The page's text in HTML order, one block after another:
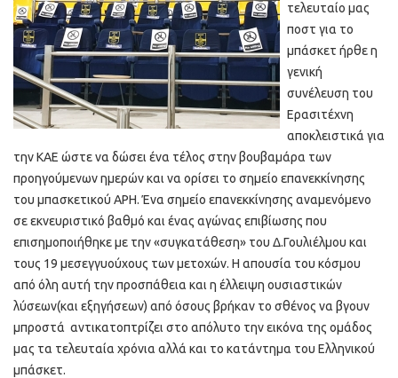
τελευταίο μας
ποστ για το
μπάσκετ ήρθε η
γενική
συνέλευση του
Ερασιτέχνη
αποκλειστικά για
την ΚΑΕ ώστε να δώσει ένα τέλος στην βουβαμάρα των
προηγούμενων ημερών και να ορίσει το σημείο επανεκκίνησης
του μπασκετικού ΑΡΗ. Ένα σημείο επανεκκίνησης αναμενόμενο
σε εκνευριστικό βαθμό και ένας αγώνας επιβίωσης που
επισημοποιήθηκε με την «συγκατάθεση» του Δ.Γουλιέλμου και
τους 19 μεσεγγυούχους των μετοχών. Η απουσία του κόσμου
από όλη αυτή την προσπάθεια και η έλλειψη ουσιαστικών
λύσεων(και εξηγήσεων) από όσους βρήκαν το σθένος να βγουν
μπροστά αντικατοπτρίζει στο απόλυτο την εικόνα της ομάδος
μας τα τελευταία χρόνια αλλά και το κατάντημα του Ελληνικού
μπάσκετ.